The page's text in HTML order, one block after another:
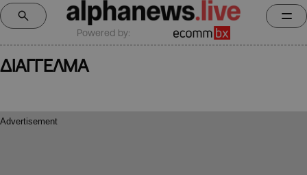
Powered by:
ΔΙΑΓΓΕΛΜΑ